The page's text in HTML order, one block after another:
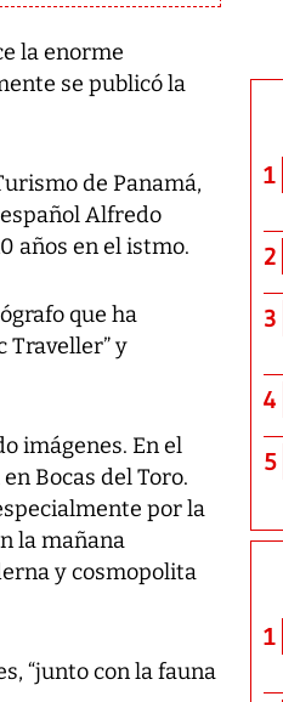
la enorme
se publicó la
de Panamá,
Alfredo
años en el istmo.
que ha
Traveller” y
imágenes. En el
Bocas del Toro.
por la
la mañana
y cosmopolita
“junto con la fauna
1
2
3
4
5
1